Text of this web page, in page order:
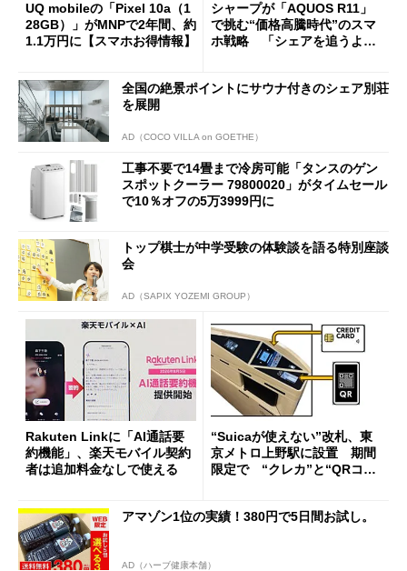
UQ mobileの「Pixel 10a（1
28GB）」がMNPで2年間、約
1.1万円に【スマホお得情報】
シャープが「AQUOS R11」
で挑む“価格高騰時代”のスマ
ホ戦略 「シェアを追うより
全国の絶景ポイントにサウナ付きのシェア別荘
を展開
AD（COCO VILLA on GOETHE）
工事不要で14畳まで冷房可能「タンスのゲン
スポットクーラー 79800020」がタイムセール
で10％オフの5万3999円に
トップ棋士が中学受験の体験談を語る特別座談
会
AD（SAPIX YOZEMI GROUP）
Rakuten Linkに「AI通話要
約機能」、楽天モバイル契約
者は追加料金なしで使える
“Suicaが使えない”改札、東
京メトロ上野駅に設置 期間
限定で “クレカ”と“QRコー
アマゾン1位の実績！380円で5日間お試し。
AD（ハーブ健康本舗）